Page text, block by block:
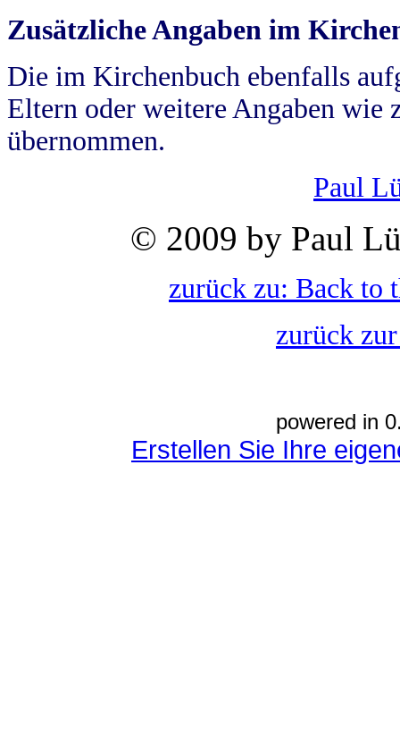
Zusätzliche Angaben im
Die im Kirchenbuch ebenfalls
Eltern oder weitere Angaben wie
übernommen.
Paul
© 2009 by Paul
zurück zu: Back to
zurück
powered in
Erstellen Sie Ihre